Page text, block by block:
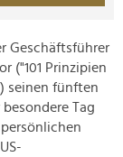
Geschäftsführer
("101 Prinzipien
seinen fünften
Tag